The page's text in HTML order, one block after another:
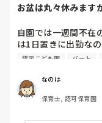
お盆は丸々休みます
自園では一週間不在
は1日置きに出勤な
(^^;)
皆さんの園はいかが
認定こども園 パート
なのは
保育士, 認可保育園